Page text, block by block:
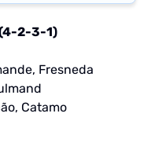
2-3-1)
Fresneda
Catamo